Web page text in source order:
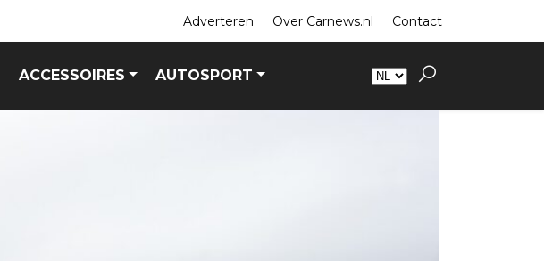
Adverteren Over Carnews.nl Contact
ACCESSOIRES AUTOSPORT